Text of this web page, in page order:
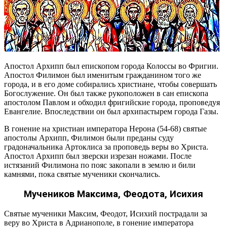
Апостол Архипп был епископом города Колоссы во Фригии.
Апостол Филимон был именитым гражданином того же
города, и в его доме собирались христиане, чтобы совершать
Богослужение. Он был также рукоположен в сан епископа
апостолом Павлом и обходил фригийские города, проповедуя
Евангелие. Впоследствии он был архипастырем города Газы.
В гонение на христиан императора Нерона (54-68) святые
апостолы Архипп, Филимон были преданы суду
градоначальника Артоклиса за проповедь веры во Христа.
Апостол Архипп был зверски изрезан ножами. После
истязаний Филимона по пояс закопали в землю и били
камнями, пока святые мученики скончались.
Мучеников Максима, Феодота, Исихия
Святые мученики Максим, Феодот, Исихий пострадали за
веру во Христа в Адрианополе, в гонение императора